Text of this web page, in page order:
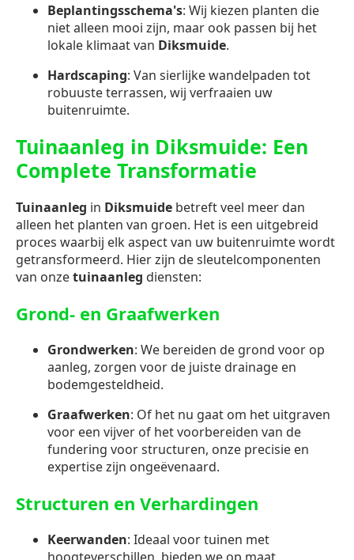
Beplantingsschema's: Wij kiezen planten die
niet alleen mooi zijn, maar ook passen bij het
lokale klimaat van Diksmuide.
Hardscaping: Van sierlijke wandelpaden tot
robuuste terrassen, wij verfraaien uw
buitenruimte.
Tuinaanleg in Diksmuide: Een
Complete Transformatie
Tuinaanleg in Diksmuide betreft veel meer dan
alleen het planten van groen. Het is een uitgebreid
proces waarbij elk aspect van uw buitenruimte wordt
getransformeerd. Hier zijn de sleutelcomponenten
van onzetuinaanleg diensten:
Grond- en Graafwerken
Grondwerken: We bereiden de grond voor op
aanleg, zorgen voor de juiste drainage en
bodemgesteldheid.
Graafwerken: Of het nu gaat om het uitgraven
voor een vijver of het voorbereiden van de
fundering voor structuren, onze precisie en
expertise zijn ongeëvenaard.
Structuren en Verhardingen
Keerwanden: Ideaal voor tuinen met